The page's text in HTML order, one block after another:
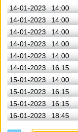
14-01-2023 14:00
14-01-2023
14:00
14-01-2023
14:00
14-01-2023
14:00
14-01-2023
14:00
14-01-2023
16:15
15-01-2023
14:00
15-01-2023
16:15
15-01-2023
16:15
16-01-2023
18:45